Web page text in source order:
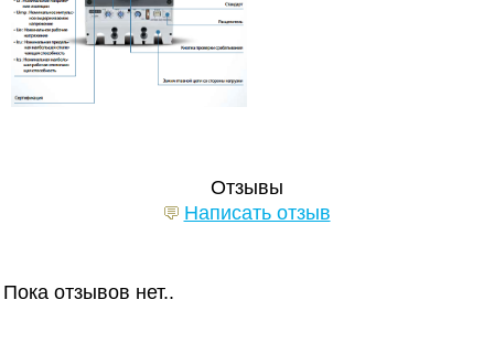
Отзывы
Написать отзыв
Пока отзывов нет..